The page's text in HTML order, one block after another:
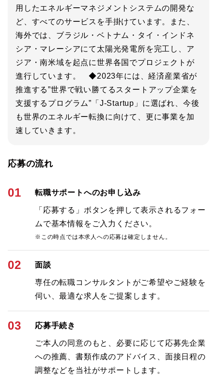
用したエネルギーマネジメントシステムの開発な
ど、すべてのサービスを手掛けています。また、
海外では、ブラジル・ベトナム・タイ・インドネ
シア・マレーシアにて太陽光発電所を完工し、ア
ジア・南米域を起点に世界各国でプロジェクトが
進行しています。 ◆2023年には、経済産業省が
推進する”世界で戦い勝てるスタートアップ企業を
支援するプログラム”「J-Startup」に選ばれ、今後
も世界のエネルギー転換に向けて、更に事業を加
速していきます。
応募の流れ
01 転職サポートへのお申し込み
「応募する」ボタンを押して表示されるフォー
ムで基本情報をご入力ください。
※この時点では本求人への応募は確定しません。
02 面談
専任の転職コンサルタントがご希望やご経験を
伺い、最適な求人をご提案します。
03 応募手続き
ご本人の同意のもと、必要に応じて応募先企業
への推薦、書類作成のアドバイス、面接日程の
調整などを当社がサポートします。